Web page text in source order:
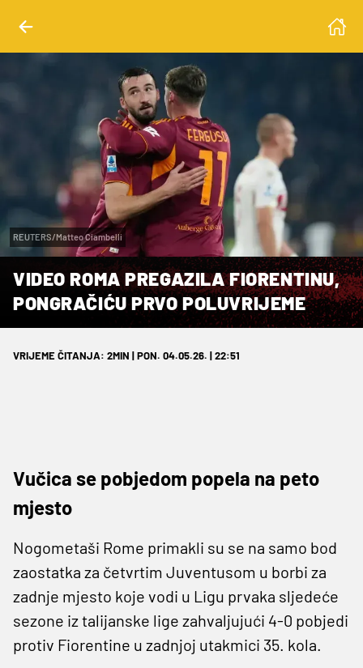
REUTERS/Matteo Ciambelli
VIDEO ROMA PREGAZILA FIORENTINU,
PONGRAČIĆU PRVO POLUVRIJEME
VRIJEME ČITANJA: 2MIN | PON. 04.05.26. | 22:51
Vučica se pobjedom popela na peto
mjesto
Nogometaši Rome primakli su se na samo bod
zaostatka za četvrtim Juventusom u borbi za
zadnje mjesto koje vodi u Ligu prvaka sljedeće
sezone iz talijanske lige zahvaljujući 4-0 pobjedi
protiv Fiorentine u zadnjoj utakmici 35. kola.